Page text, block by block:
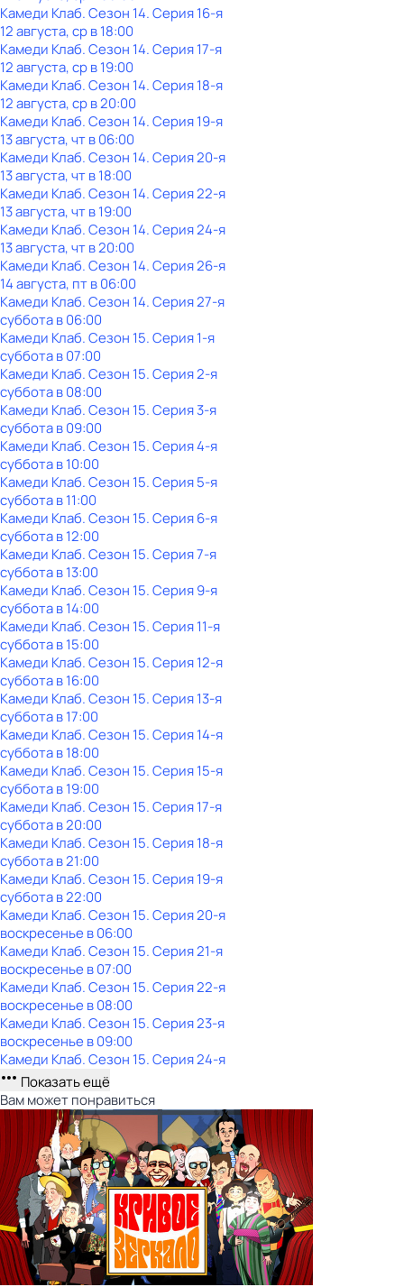
Камеди Клаб. Сезон 14. Серия 16-я
12 августа, ср в 18:00
Камеди Клаб. Сезон 14. Серия 17-я
12 августа, ср в 19:00
Камеди Клаб. Сезон 14. Серия 18-я
12 августа, ср в 20:00
Камеди Клаб. Сезон 14. Серия 19-я
13 августа, чт в 06:00
Камеди Клаб. Сезон 14. Серия 20-я
13 августа, чт в 18:00
Камеди Клаб. Сезон 14. Серия 22-я
13 августа, чт в 19:00
Камеди Клаб. Сезон 14. Серия 24-я
13 августа, чт в 20:00
Камеди Клаб. Сезон 14. Серия 26-я
14 августа, пт в 06:00
Камеди Клаб. Сезон 14. Серия 27-я
субботав06:00
Камеди Клаб. Сезон 15. Серия 1-я
субботав07:00
Камеди Клаб. Сезон 15. Серия 2-я
субботав08:00
Камеди Клаб. Сезон 15. Серия 3-я
субботав09:00
Камеди Клаб. Сезон 15. Серия 4-я
субботав10:00
Камеди Клаб. Сезон 15. Серия 5-я
субботав11:00
Камеди Клаб. Сезон 15. Серия 6-я
субботав12:00
Камеди Клаб. Сезон 15. Серия 7-я
субботав13:00
Камеди Клаб. Сезон 15. Серия 9-я
субботав14:00
Камеди Клаб. Сезон 15. Серия 11-я
субботав15:00
Камеди Клаб. Сезон 15. Серия 12-я
субботав16:00
Камеди Клаб. Сезон 15. Серия 13-я
субботав17:00
Камеди Клаб. Сезон 15. Серия 14-я
субботав18:00
Камеди Клаб. Сезон 15. Серия 15-я
субботав19:00
Камеди Клаб. Сезон 15. Серия 17-я
субботав20:00
Камеди Клаб. Сезон 15. Серия 18-я
субботав21:00
Камеди Клаб. Сезон 15. Серия 19-я
субботав22:00
Камеди Клаб. Сезон 15. Серия 20-я
воскресенье в06:00
Камеди Клаб. Сезон 15. Серия 21-я
воскресенье в07:00
Камеди Клаб. Сезон 15. Серия 22-я
воскресенье в08:00
Камеди Клаб. Сезон 15. Серия 23-я
воскресенье в09:00
Камеди Клаб. Сезон 15. Серия 24-я
Показать ещё
Вам может понравиться